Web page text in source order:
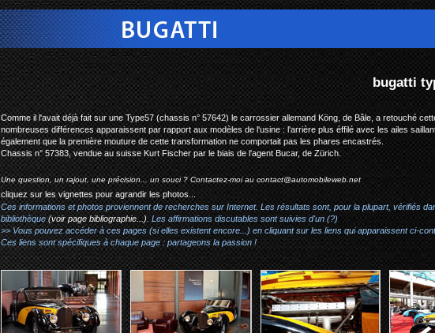
bugatti type 57s atalante köng #57383
Comme il l'avait déjà fait sur une Type57 (chassis n° 57642) le carrossier allemand Köng, de Bâle, a retouché
nombreuses différences apparaissent par rapport aux modèles de l'usine : l'arrière plus éffilé avec les ailes
également que la première mouture de cette transformation ne comportait pas les phares encastrés.
Chassis n° 57383, vendue au suisse Kurt Fischer par le biais de l'agent Bucar, de Zürich.
Une question, un rajout, une précision... un souci ? Contactez-moi aucontact@automobileweb.net
cliquez sur les vignettes pour agrandir les photos...
Ces informations et photos proviennent de recherches sur Internet. Les résultats sont, pour la plupart, vérifiés
bibliothèque(voir page bibliographie...). Les affirmations discutables sont suivies d'un (?)
>> Vous pouvez accéder à ces pages (si elles existent encore...) en cliquant sur les liens qui apparaissent ci-
Ces liens sont spécifiques à chaque page : partageons la passion !